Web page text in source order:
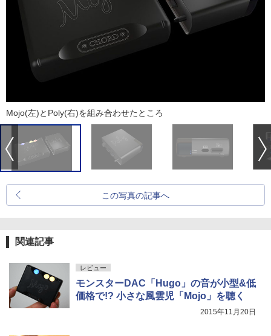
Mojo(左)とPoly(右)を組み合わせたところ
この写真の記事へ
関連記事
レビュー
モンスターDAC「Hugo」の音が小型&低
価格で!? 小さな風雲児「Mojo」を聴く
2015年11月20日